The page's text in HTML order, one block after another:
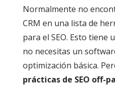
Normalmente no
CRM en una lista de
para el SEO. Esto tiene
no necesitas un
optimización básica.
prácticas de SEO off-